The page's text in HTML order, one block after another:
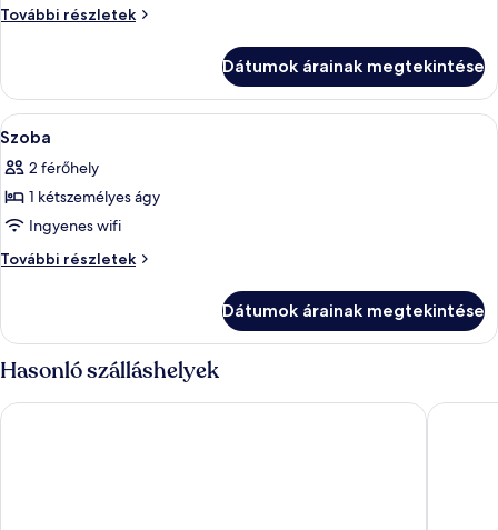
megtekintése:
További részletek
Szoba
Dátumok árainak megtekintése
A
következő
szoba
összes
képének
megtekintése:
Egy szállodai szoba két ággyal, egy
6
Szoba
2 férőhely
1 kétszemélyes ágy
Ingyenes wifi
További részletek
Szoba
Dátumok árainak megtekintése
Hasonló szálláshelyek
Premier Inn London Paddington - Paddington StationPoint A